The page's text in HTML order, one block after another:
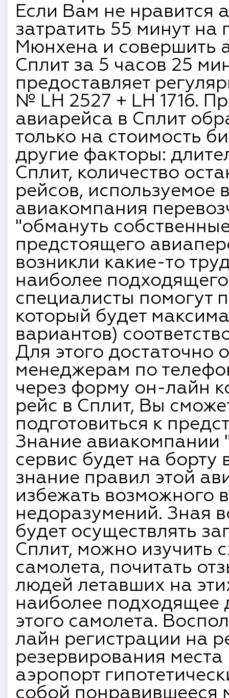
Если Вам не нравится
затратить 55 минут
Мюнхена и совершить
Сплит за 5 часов 25
предоставляет
№ LH 2527 + LH 1716.
авиарейса в Сплит
только на стоимость
другие факторы:
Сплит, количество
рейсов, используемое
авиакомпания
"обмануть
предстоящего
возникли какие-то
наиболее
специалисты помогут
который будет
вариантов)
Для этого достаточно
менеджерам по
через форму он-лайн
рейс в Сплит, Вы
подготовиться к
Знание авиакомпании
сервис будет на борту
знание правил этой
избежать возможного
недоразумений. Зная
будет осуществлять
Сплит, можно изучить
самолета, почитать
людей летавших на
наиболее подходящее
этого самолета.
лайн регистрации на
резервирования
аэропорт
собой понравившееся